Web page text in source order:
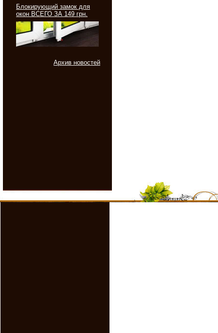
Блокирующий замок для
окон ВСЕГО ЗА 149 грн.
Архив новостей